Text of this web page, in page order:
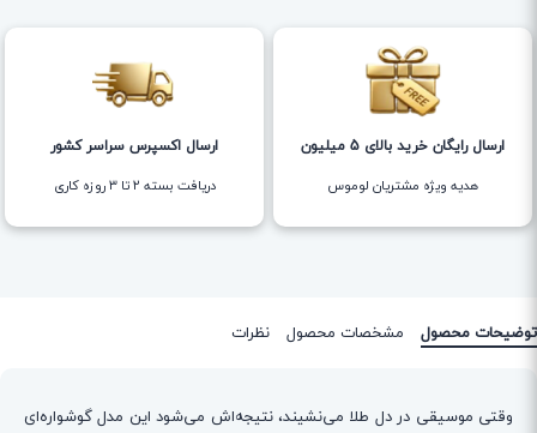
ارسال رایگان خرید بالای 5 میلیون
هدیه ویژه مشتریان لوموس
ارسال اکسپرس سراسر کشور
دریافت بسته ۲ تا ۳ روزه کاری
توضیحات محصول مشخصات محصول نظرات
وقتی موسیقی در دل طلا می‌نشیند، نتیجه‌اش می‌شود این مدل گوشواره‌ای